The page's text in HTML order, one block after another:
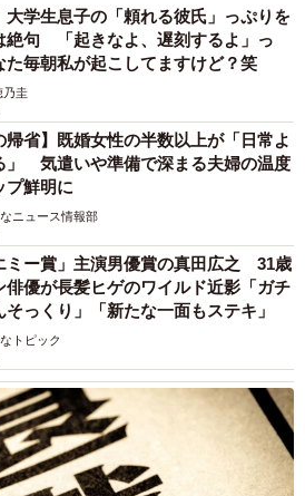
案内することが不可能です」レストラ
口に大きな注意書き オートリザーブ
約を拒否するお断りに賛同者続々
カノリ
うだけでいい」京極夏彦さんの言葉に
女性→リビングの本棚に140冊を積
自分だけの本屋さん」
子
うだけでいい」京極夏彦さんの言葉に
女性→リビングの本棚に140冊を積
自分だけの本屋さん」
と子
ンション敷地内に度々車を停めていた
の貼り紙でナンバーをさらされました
が解説】